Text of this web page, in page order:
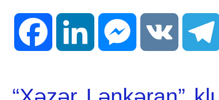
Facebook LinkedIn Messenger VK